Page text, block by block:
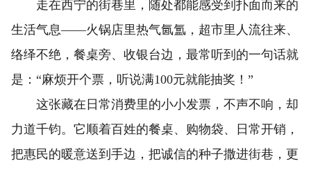
走在西宁的街巷里，随处都能感受到扑面而来的
生活气息——火锅店里热气氤氲，超市里人流往来、
络绎不绝，餐桌旁、收银台边，最常听到的一句话就
是：“麻烦开个票，听说满100元就能抽奖！”
这张藏在日常消费里的小小发票，不声不响，却
力道千钧。它顺着百姓的餐桌、购物袋、日常开销，
把惠民的暖意送到手边，把诚信的种子撒进街巷，更